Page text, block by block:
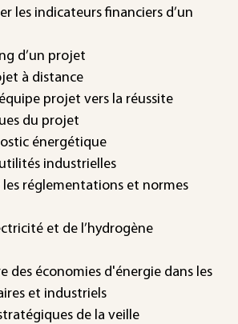
les indicateurs financiers d’un
d’un projet
à distance
projet vers la réussite
du projet
énergétique
industrielles
réglementations et normes
et de l’hydrogène
des économies d'énergie dans les
et industriels
de la veille